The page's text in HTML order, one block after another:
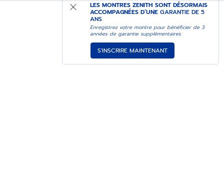
LES MONTRES ZENITH SONT DÉSORMAIS
ACCOMPAGNÉES D’UNEGARANTIE DE 5
ANS
Enregistrez votre montre pour bénéficier de 3
années de garantie supplémentaires
S'INSCRIRE MAINTENANT